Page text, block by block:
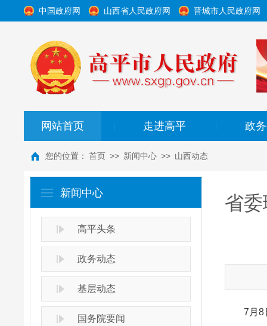
中国政府网 山西省人民政府网 晋城市人民政府网
网站首页 走进高平 政
您的位置： 首页 >> 新闻中心 >> 山西动态
新闻中心
高平头条
政务动态
基层动态
国务院要闻
省
7月8